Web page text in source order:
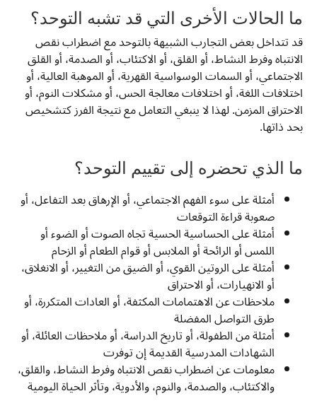
ما الحالات الأخرى التي قد تشبه التوحد؟
قد تتداخل بعض التجارب الشبيهة بالتوحد مع اضطراب نقص
الانتباه وفرط النشاط، أو القلق، أو الاكتئاب، أو الصدمة، أو القلق
الاجتماعي، أو السمات الوسواسية القهرية، أو الموهبة العالية، أو
اختلافات اللغة، أو اختلافات معالجة الحس، أو مشكلات النوم، أو
الاحتراق المزمن. لهذا لا ينبغي التعامل مع نتيجة الفرز كتشخيص
بحد ذاتها.
ما الذي تحضره إلى تقييم التوحد؟
أمثلة على سوء الفهم الاجتماعي، أو الإرهاق بعد التفاعل، أو
صعوبة قراءة التوقعات
أمثلة على الحساسية الحسية تجاه الصوت أو الضوء أو
اللمس أو الرائحة أو الملابس أو قوام الطعام أو الزحام
أمثلة على الروتين القوي، أو الضيق من التغيير، أو الانغلاق،
أو الانهيارات، أو الاحتراق
ملاحظات عن الاهتمامات المكثفة، أو العادات المتكررة، أو
طرق التواصل المفضلة
أمثلة من الطفولة، أو تاريخ الدراسة، أو ملاحظات العائلة، أو
الشهادات المدرسية القديمة إن توفرت
معلومات عن اضطراب نقص الانتباه وفرط النشاط، والقلق،
والاكتئاب، والصدمة، والنوم، والأدوية، وتأثر الحياة اليومية